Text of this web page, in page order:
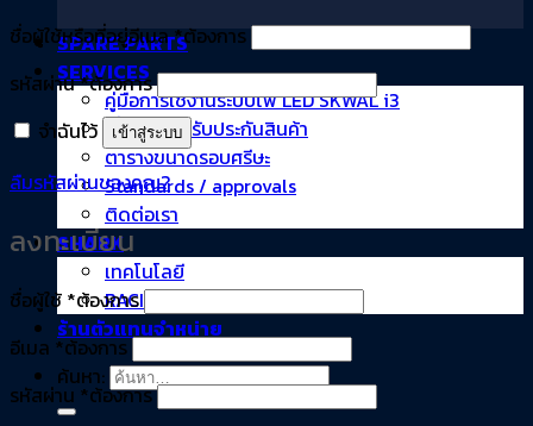
SPARE PARTS
SERVICES
คู่มือการใช้งานระบบไฟ LED SKWAL i3
เงื่อนไขการรับประกันสินค้า
ตารางขนาดรอบศรีษะ
Standards / approvals
ติดต่อเรา
SHARK
เทคโนโลยี
RACING
ร้านตัวแทนจำหน่าย
ค้นหา:
ชื่อผู้ใช้หรือที่อยู่อีเมล*ต้องการ
รหัสผ่าน*ต้องการ
จำฉันไว้
เข้าสู่ระบบ
ลืมรหัสผ่านของคุณ?
ลงทะเบียน
ชื่อผู้ใช้ *ต้องการ
อีเมล *ต้องการ
รหัสผ่าน *ต้องการ